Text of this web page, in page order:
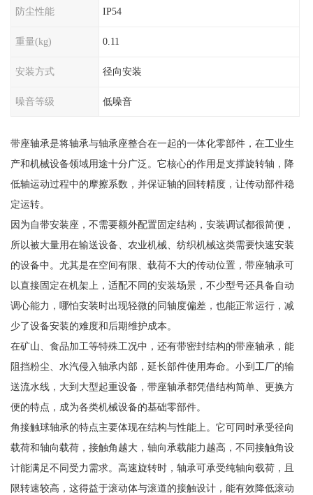
防尘性能 IP54
重量(kg) 0.11
安装方式 径向安装
噪音等级 低噪音
带座轴承是将轴承与轴承座整合在一起的一体化零部件，在工业生
产和机械设备领域用途十分广泛。它核心的作用是支撑旋转轴，降
低轴运动过程中的摩擦系数，并保证轴的回转精度，让传动部件稳
定运转。
因为自带安装座，不需要额外配置固定结构，安装调试都很简便，
所以被大量用在输送设备、农业机械、纺织机械这类需要快速安装
的设备中。尤其是在空间有限、载荷不大的传动位置，带座轴承可
以直接固定在机架上，适配不同的安装场景，不少型号还具备自动
调心能力，哪怕安装时出现轻微的同轴度偏差，也能正常运行，减
少了设备安装的难度和后期维护成本。
在矿山、食品加工等特殊工况中，还有带密封结构的带座轴承，能
阻挡粉尘、水汽侵入轴承内部，延长部件使用寿命。小到工厂的输
送流水线，大到大型起重设备，带座轴承都凭借结构简单、更换方
便的特点，成为各类机械设备的基础零部件。
角接触球轴承的特点主要体现在结构与性能上。它可同时承受径向
载荷和轴向载荷，接触角越大，轴向承载能力越高，不同接触角设
计能满足不同受力需求。高速旋转时，轴承可承受纯轴向载荷，且
限转速较高，这得益于滚动体与滚道的接触设计，能有效降低滚动